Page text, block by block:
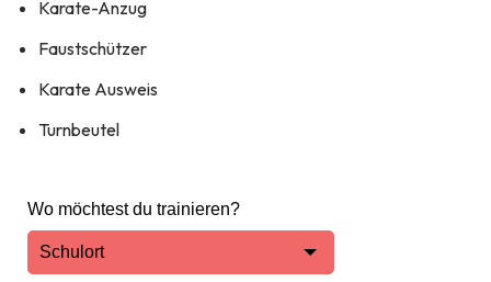
Karate-Anzug
Faustschützer
Karate Ausweis
Turnbeutel